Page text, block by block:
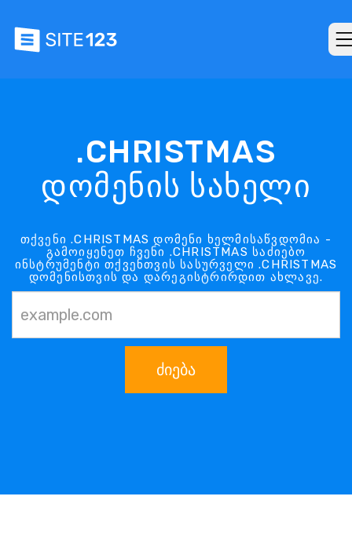
.CHRISTMAS
დომენის სახელი
თქვენი .CHRISTMAS დომენი ხელმისაწვდომია -
გამოიყენეთ ჩვენი .CHRISTMAS საძიებო
ინსტრუმენტი თქვენთვის სასურველი .CHRISTMAS
დომენისთვის და დარეგისტრირდით ახლავე.
ძიება